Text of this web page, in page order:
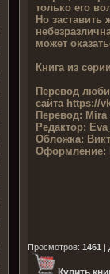
только его
Но заставить
может
Книга из
Перевод
сайта https://
Перевод: Mira
Редактор:
Обложка:
Оформление:
Просмотров:1461 |